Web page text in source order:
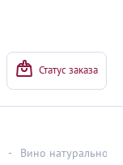
Статус заказа
- Вино натуральное